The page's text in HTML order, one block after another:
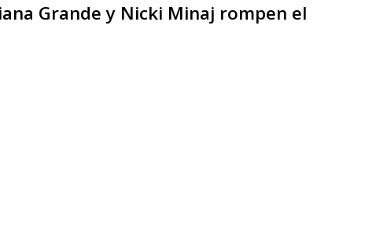
Grande y Nicki Minaj rompen el